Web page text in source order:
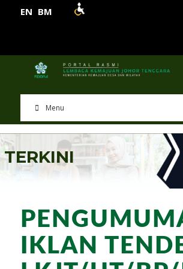
EN BM
Menu
TERKINI
IKLAN